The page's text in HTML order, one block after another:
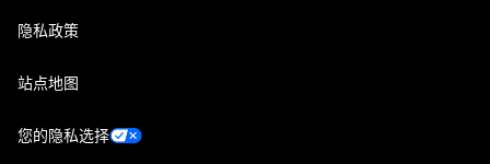
隐私政策
站点地图
您的隐私选择